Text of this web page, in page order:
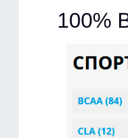
100%